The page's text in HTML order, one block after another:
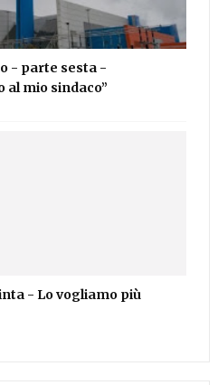
- parte sesta -
al mio sindaco”
- Lo vogliamo più